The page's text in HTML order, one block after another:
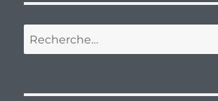
Recherche
pour :